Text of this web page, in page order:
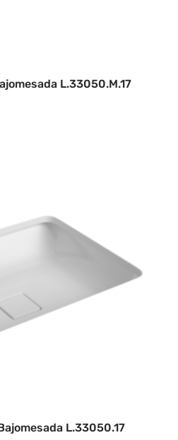
L.33050.M.17
L.33050.17